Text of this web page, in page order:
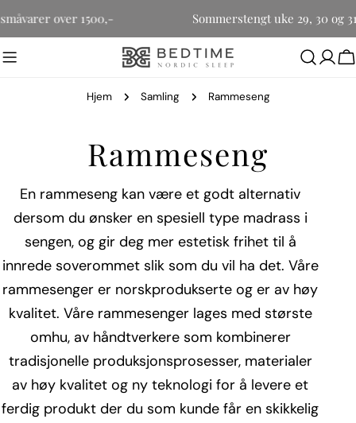
til
over 1500,- Sommerstengt uke 29, 30 og
Hjem Samling Rammeseng
S
a
m
l
i
n
g
Rammeseng
En rammeseng kan være et godt alternativ
dersom du ønsker en spesiell type madrass i
sengen, og gir deg mer estetisk frihet til å
innrede soverommet slik som du vil ha det. Våre
rammesenger er norskprodukserte og er av høy
kvalitet. Våre rammesenger lages med største
omhu, av håndtverkere som kombinerer
tradisjonelle produksjonsprosesser, materialer
av høy kvalitet og ny teknologi for å levere et
ferdig produkt der du som kunde får en skikkelig